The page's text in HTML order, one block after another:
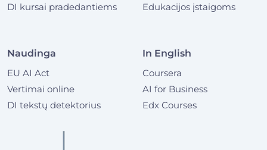
DI kursai pradedantiems
Edukacijos įstaigoms
Naudinga
EU AI Act
Vertimai online
DI tekstų detektorius
In English
Coursera
AI for Business
Edx Courses